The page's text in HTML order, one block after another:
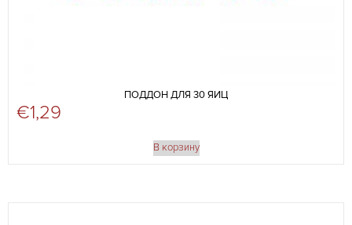
ПОДДОН ДЛЯ 30 ЯИЦ
€1,29
В корзину